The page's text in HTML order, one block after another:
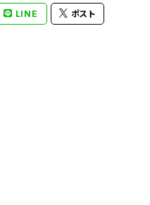
LINE ポスト